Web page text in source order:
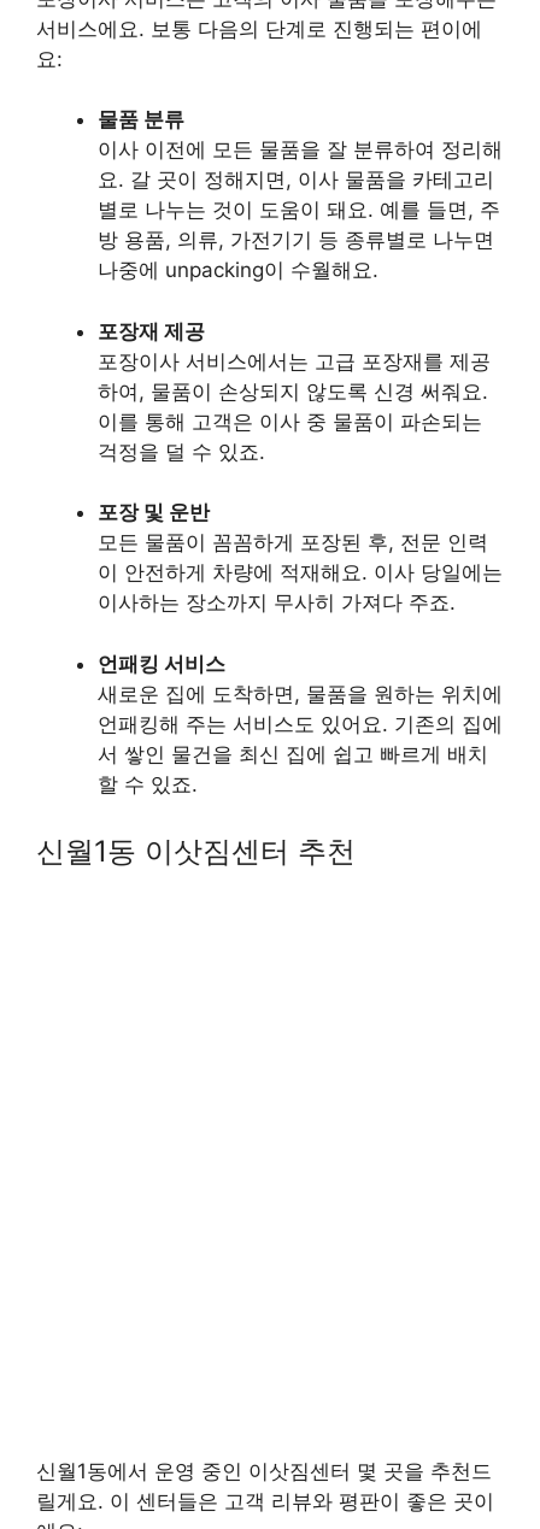
서비스에요. 보통 다음의 단계로 진행되는 편이에
요:
물품 분류
이사 이전에 모든 물품을 잘 분류하여 정리해
요. 갈 곳이 정해지면, 이사 물품을 카테고리
별로 나누는 것이 도움이 돼요. 예를 들면, 주
방 용품, 의류, 가전기기 등 종류별로 나누면
나중에 unpacking이 수월해요.
포장재 제공
포장이사 서비스에서는 고급 포장재를 제공
하여, 물품이 손상되지 않도록 신경 써줘요.
이를 통해 고객은 이사 중 물품이 파손되는
걱정을 덜 수 있죠.
포장 및 운반
모든 물품이 꼼꼼하게 포장된 후, 전문 인력
이 안전하게 차량에 적재해요. 이사 당일에는
이사하는 장소까지 무사히 가져다 주죠.
언패킹 서비스
새로운 집에 도착하면, 물품을 원하는 위치에
언패킹해 주는 서비스도 있어요. 기존의 집에
서 쌓인 물건을 최신 집에 쉽고 빠르게 배치
할 수 있죠.
신월1동 이삿짐센터 추천
신월1동에서 운영 중인 이삿짐센터 몇 곳을 추천드
릴게요. 이 센터들은 고객 리뷰와 평판이 좋은 곳이